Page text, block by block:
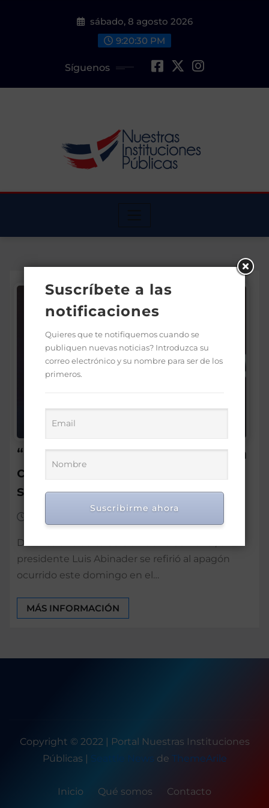
sábado, 8 agosto 2026
9:20:30 PM
Síguenos
“Si hubo negligencia, habrán
consecuencias”: Abinader
sobre apagón en el AILA
Durante una corta edición de La Semanal, el
presidente Luis Abinader se refirió al apagón
ocurrido este domingo en el…
MÁS INFORMACIÓN
Copyright © 2022 | Portal Nuestras Instituciones
Públicas | Seattle News de ThemeArile
Inicio Qué somos Contacto
Suscríbete a las
notificaciones
Quieres que te notifiquemos cuando se
publiquen nuevas noticias? Introduzca su
correo electrónico y su nombre para ser de los
primeros.
Suscribirme ahora